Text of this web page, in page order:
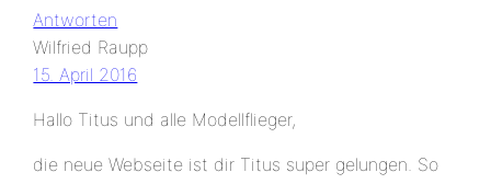
Antworten
Wilfried Raupp
15. April 2016
Hallo Titus und alle Modellflieger,
die neue Webseite ist dir Titus super gelungen. So